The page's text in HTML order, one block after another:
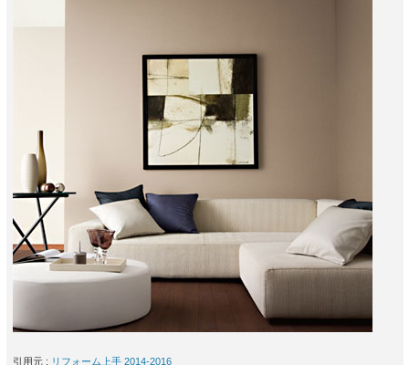
引用元 : リフォーム上手 2014-2016